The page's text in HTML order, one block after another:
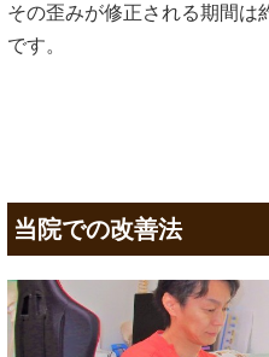
その歪みが修正される期間は
です。
当院での改善法